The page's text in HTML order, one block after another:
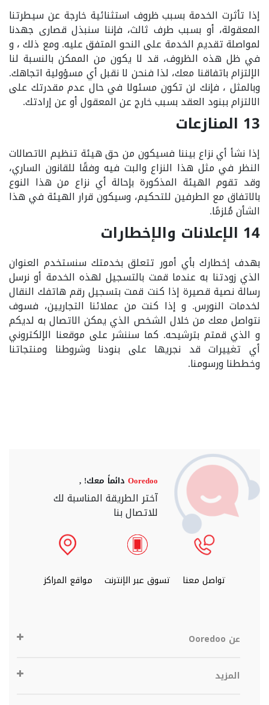
إذا تأثرت الخدمة بسبب ظروف استثنائية خارجة عن سيطرتنا
المعقولة، أو بسبب طرف ثالث، فإننا سنبذل قصارى جهدنا
لمواصلة تقديم الخدمة على النحو المتفق عليه. ومع ذلك ، و
في ظل هذه الظروف، قد لا يكون من الممكن بالنسبة لنا
الإلتزام باتفاقنا معك، لذا فنحن لا نقبل أي مسؤولية اتجاهك.
وبالمثل ، فإنك لن تكون مسئولا في حال عدم مقدرتك على
الالتزام ببنود العقد بسبب خارج عن المعقول أو عن إرادتك.
13 المنازعات
إذا نشأ أي نزاع بيننا فسيكون من حق هيئة تنظيم الاتصالات
النظر في مثل هذا النزاع والبت فيه وفقًا للقانون الساري،
وقد تقوم الهيئة المذكورة بإحالة أي نزاع من هذا النوع
بالاتفاق مع الطرفين للتحكيم، وسيكون قرار الهيئة في هذا
الشأن مُلزمًا.
14 الإعلانات والإخطارات
بهدف إخطارك بأي أمور تتعلق بخدمتك سنستخدم العنوان
الذي زودتنا به عندما قمت بالتسجيل لهذه الخدمة أو نرسل
رسالة نصية قصيرة إذا كنت قمت بتسجيل رقم هاتفك النقال
لخدمات النورس. و إذا كنت من عملائنا التجاريين، فسوف
نتواصل معك من خلال الشخص الذي يمكن الاتصال به لديكم
و الذي قمتم بترشيحه. كما سننشر على موقعنا الإلكتروني
أي تغييرات قد نجريها على بنودنا وشروطنا ومنتجاتنا
وخططنا ورسومنا.
Ooredoo دائماً معك! ,
آختر الطريقة المناسبة لك
للاتصال بنا
تواصل معنا تسوق عبر الإنترنت مواقع المراكز
عن Ooredoo
المزيد